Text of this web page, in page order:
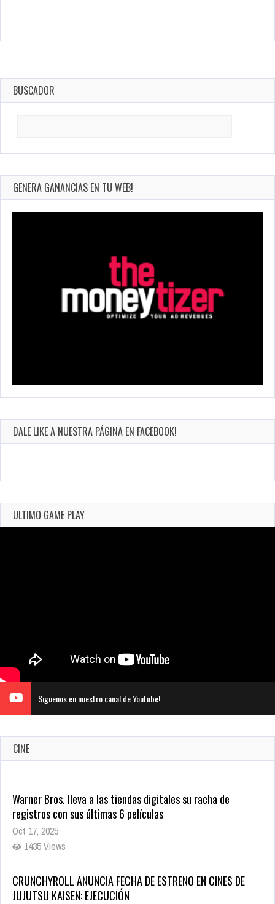
BUSCADOR
GENERA GANANCIAS EN TU WEB!
DALE LIKE A NUESTRA PÁGINA EN FACEBOOK!
ULTIMO GAME PLAY
Siguenos en nuestro canal de Youtube!
CINE
Warner Bros. lleva a las tiendas digitales su racha de
registros con sus últimas 6 películas
Oct 17, 2025
1435 Views
CRUNCHYROLL ANUNCIA FECHA DE ESTRENO EN CINES DE
JUJUTSU KAISEN: EJECUCIÓN